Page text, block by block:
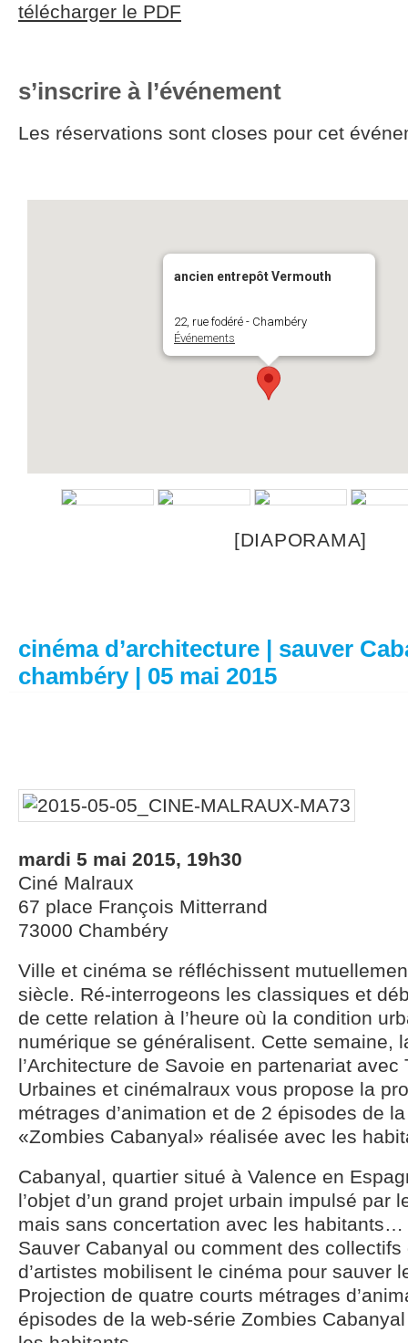
télécharger le PDF
s’inscrire à l’événement
Les réservations sont closes pour cet
ancien entrepôt Vermouth
22, rue fodéré - Chambéry
Événements
[DIAPORAMA]
cinéma d’architecture | sauver
chambéry | 05 mai 2015
mardi 5 mai 2015, 19h30
Ciné Malraux
67 place François Mitterrand
73000 Chambéry
Ville et cinéma se réfléchissent
siècle. Ré-interrogeons les classiques et
de cette relation à l’heure où la condition
numérique se généralisent. Cette semaine,
l’Architecture de Savoie en partenariat avec
Urbaines et cinémalraux vous propose la
métrages d’animation et de 2 épisodes de
«Zombies Cabanyal» réalisée avec les
Cabanyal, quartier situé à Valence en
l’objet d’un grand projet urbain impulsé par
mais sans concertation avec les habitants…
Sauver Cabanyal ou comment des collectifs
d’artistes mobilisent le cinéma pour sauver
Projection de quatre courts métrages
épisodes de la web-série Zombies